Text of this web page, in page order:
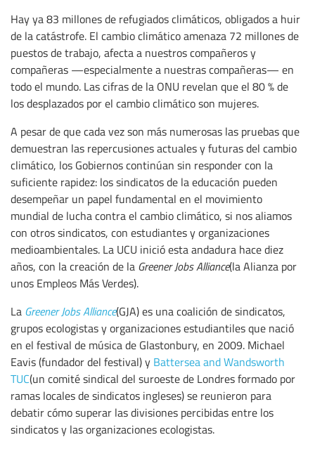
Hay ya 83 millones de refugiados climáticos, obligados a huir
de la catástrofe. El cambio climático amenaza 72 millones de
puestos de trabajo, afecta a nuestros compañeros y
compañeras —especialmente a nuestras compañeras— en
todo el mundo. Las cifras de la ONU revelan que el 80 % de
los desplazados por el cambio climático son mujeres.
A pesar de que cada vez son más numerosas las pruebas que
demuestran las repercusiones actuales y futuras del cambio
climático, los Gobiernos continúan sin responder con la
suficiente rapidez: los sindicatos de la educación pueden
desempeñar un papel fundamental en el movimiento
mundial de lucha contra el cambio climático, si nos aliamos
con otros sindicatos, con estudiantes y organizaciones
medioambientales. La UCU inició esta andadura hace diez
años, con la creación de la Greener Jobs Alliance(la Alianza por
unos Empleos Más Verdes).
La Greener Jobs Alliance(GJA) es una coalición de sindicatos,
grupos ecologistas y organizaciones estudiantiles que nació
en el festival de música de Glastonbury, en 2009. Michael
Eavis (fundador del festival) y Battersea and Wandsworth
TUC(un comité sindical del suroeste de Londres formado por
ramas locales de sindicatos ingleses) se reunieron para
debatir cómo superar las divisiones percibidas entre los
sindicatos y las organizaciones ecologistas.